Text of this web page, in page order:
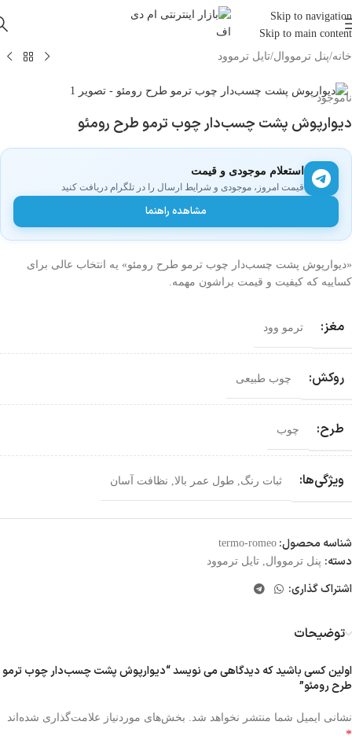
Skip to navigation
Skip to main content
خانه/پنل ترمووال/تایل ترموود
ناموجود
دیوارپوش پشت چسب‌دار چوب ترمو طرح رومئو
استعلام موجودی و قیمت
قیمت امروز، موجودی و شرایط ارسال را در تلگرام دریافت کنید
مشاهده راهنما
«دیوارپوش پشت چسب‌دار چوب ترمو طرح رومئو» یه انتخاب عالی برای
کساییه که کیفیت و قیمت براشون مهمه.
مغز: ترمو وود
روکش: چوب طبیعی
طرح: چوب
ویژگی‌ها: ثبات رنگ طول عمر بالا نظافت آسان
شناسه محصول: termo-romeo
دسته: پنل ترمووال تایل ترموود
اشتراک گذاری:
توضیحات
اولین کسی باشید که دیدگاهی می نویسد “دیوارپوش پشت چسب‌دار چوب ترمو
طرح رومئو”
نشانی ایمیل شما منتشر نخواهد شد. بخش‌های موردنیاز علامت‌گذاری شده‌اند